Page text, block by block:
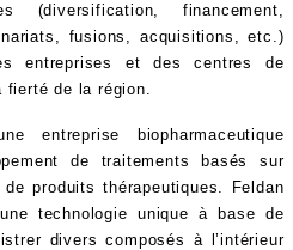
(diversification, financement,
fusions, acquisitions, etc.)
entreprises et des centres de
fierté de la région.
entreprise biopharmaceutique
de traitements basés sur
de produits thérapeutiques. Feldan
technologie unique à base de
divers composés à l’intérieur